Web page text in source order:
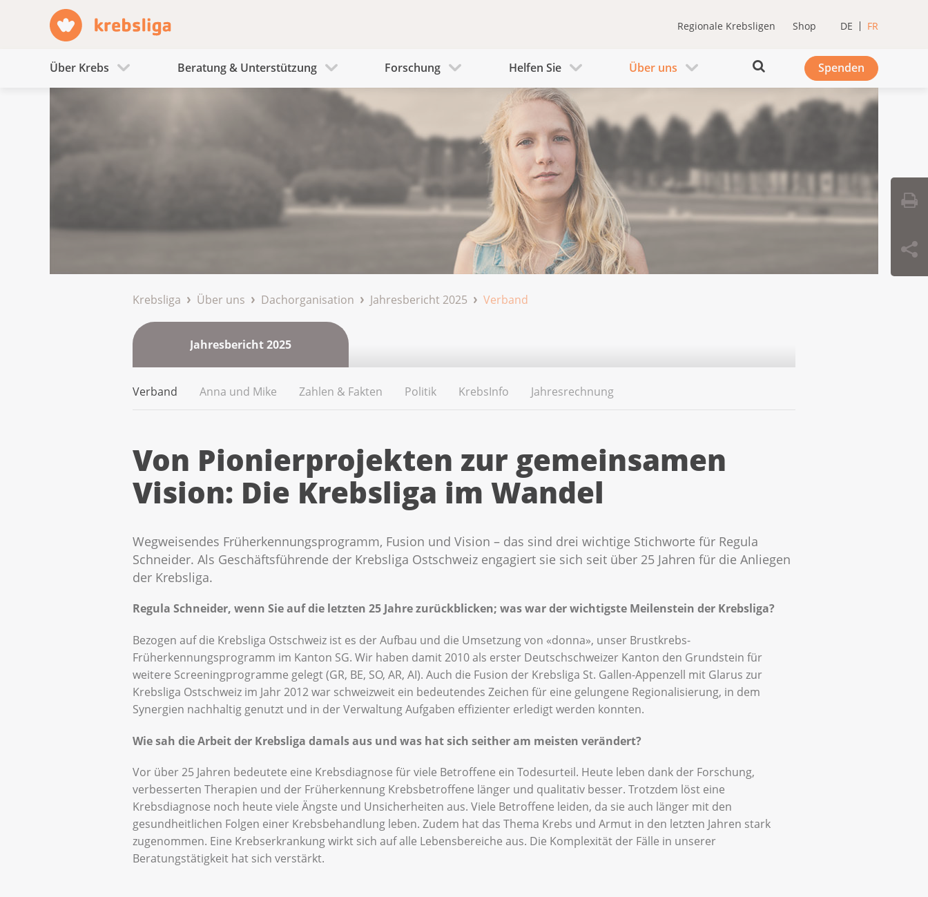
Regionale Krebsligen Shop DE FR
Über Krebs Beratung & Unterstützung Forschung Helfen Sie Über uns Spenden
Krebsliga Über uns Dachorganisation Jahresbericht 2025 Verband
Jahresbericht 2025
Verband Anna und Mike Zahlen & Fakten Politik KrebsInfo Jahresrechnung
Von Pionierprojekten zur gemeinsamen
Vision: Die Krebsliga im Wandel
Wegweisendes Früherkennungsprogramm, Fusion und Vision – das sind drei wichtige Stichworte für Regula
Schneider. Als Geschäftsführende der Krebsliga Ostschweiz engagiert sie sich seit über 25 Jahren für die Anliegen
der Krebsliga.
Regula Schneider, wenn Sie auf die letzten 25 Jahre zurückblicken; was war der wichtigste Meilenstein der Krebsliga?
Bezogen auf die Krebsliga Ostschweiz ist es der Aufbau und die Umsetzung von «donna», unser Brustkrebs-
Früherkennungsprogramm im Kanton SG. Wir haben damit 2010 als erster Deutschschweizer Kanton den Grundstein für
weitere Screeningprogramme gelegt (GR, BE, SO, AR, AI). Auch die Fusion der Krebsliga St. Gallen-Appenzell mit Glarus zur
Krebsliga Ostschweiz im Jahr 2012 war schweizweit ein bedeutendes Zeichen für eine gelungene Regionalisierung, in dem
Synergien nachhaltig genutzt und in der Verwaltung Aufgaben effizienter erledigt werden konnten.
Wie sah die Arbeit der Krebsliga damals aus und was hat sich seither am meisten verändert?
Vor über 25 Jahren bedeutete eine Krebsdiagnose für viele Betroffene ein Todesurteil. Heute leben dank der Forschung,
verbesserten Therapien und der Früherkennung Krebsbetroffene länger und qualitativ besser. Trotzdem löst eine
Krebsdiagnose noch heute viele Ängste und Unsicherheiten aus. Viele Betroffene leiden, da sie auch länger mit den
gesundheitlichen Folgen einer Krebsbehandlung leben. Zudem hat das Thema Krebs und Armut in den letzten Jahren stark
zugenommen. Eine Krebserkrankung wirkt sich auf alle Lebensbereiche aus. Die Komplexität der Fälle in unserer
Beratungstätigkeit hat sich verstärkt.